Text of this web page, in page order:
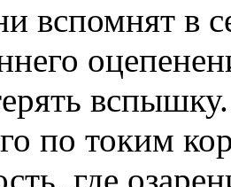
вспомнят в
по токим